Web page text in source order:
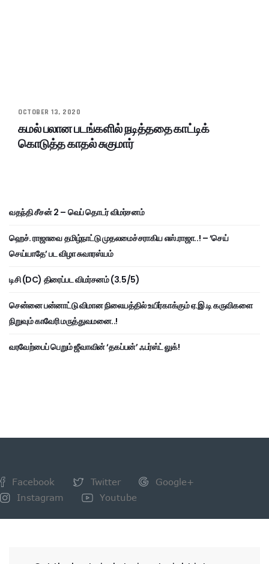
OCTOBER 13, 2020
கமல் பலான படங்களில் நடித்ததை காட்டிக்
கொடுத்த காதல் சுகுமார்
வதந்தி சீசன் 2 – வெப் தொடர் விமர்சனம்
ஹெச். ராஜாவை தமிழ்நாட்டு முதலமைச்சராகிய எஸ்.ராஜா..! – ‘செய்
செய்யாதே’ பட விழா சுவாரஸ்யம்
டிசி (DC) திரைப்பட விமர்சனம் (3.5/5)
சென்னை பன்னாட்டு விமான நிலையத்தில் உயிர்காக்கும் ஏ.இ.டி கருவிகளை
நிறுவும் காவேரி மருத்துவமனை..!
வரவேற்பைப் பெறும் ஜீவாவின் ‘தகப்பன்’ ஃபர்ஸ்ட் லுக்!
Facebook Twitter
Google+
Instagram
Youtube